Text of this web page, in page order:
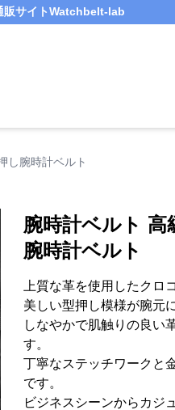
販サイトWatchbelt-lab
し腕時計ベルト
腕時計ベルト 高
腕時計ベルト
上質な革を使用したクロ
美しい型押し模様が腕元
しなやかで肌触りの良い
す。
丁寧なステッチワークと
です。
ビジネスシーンからカジ